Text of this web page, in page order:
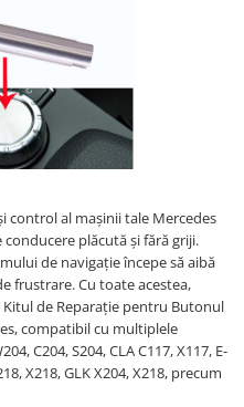
control al mașinii tale Mercedes
plăcută și fără griji.
de navigație începe să aibă
frustrare. Cu toate acestea,
de Reparație pentru Butonul
compatibil cu multiplele
C204, S204, CLA C117, X117, E-
X218, GLK X204, X218, precum